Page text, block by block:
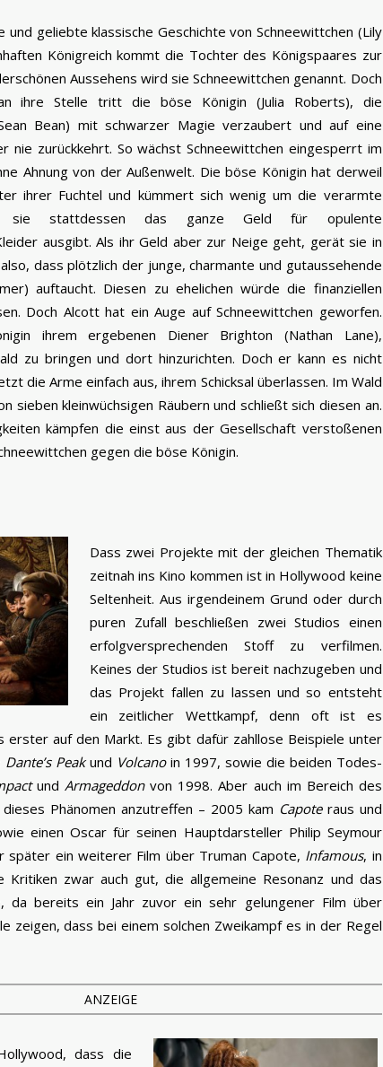
und geliebte klassische Geschichte von Schneewittchen (Lily
Königreich kommt die Tochter des Königspaares zur
Aussehens wird sie Schneewittchen genannt. Doch
ihre Stelle tritt die böse Königin (Julia Roberts), die
Bean) mit schwarzer Magie verzaubert und auf eine
nie zurückkehrt. So wächst Schneewittchen eingesperrt im
Ahnung von der Außenwelt. Die böse Königin hat derweil
ihrer Fuchtel und kümmert sich wenig um die verarmte
sie stattdessen das ganze Geld für opulente
ausgibt. Als ihr Geld aber zur Neige geht, gerät sie in
dass plötzlich der junge, charmante und gutaussehende
auftaucht. Diesen zu ehelichen würde die finanziellen
Doch Alcott hat ein Auge auf Schneewittchen geworfen.
ihrem ergebenen Diener Brighton (Nathan Lane),
zu bringen und dort hinzurichten. Doch er kann es nicht
die Arme einfach aus, ihrem Schicksal überlassen. Im Wald
sieben kleinwüchsigen Räubern und schließt sich diesen an.
kämpfen die einst aus der Gesellschaft verstoßenen
gegen die böse Königin.
Dass zwei Projekte mit der gleichen Thematik
zeitnah ins Kino kommen ist in Hollywood keine
Seltenheit. Aus irgendeinem Grund oder durch
puren Zufall beschließen zwei Studios einen
erfolgversprechenden Stoff zu verfilmen.
Keines der Studios ist bereit nachzugeben und
das Projekt fallen zu lassen und so entsteht
ein zeitlicher Wettkampf, denn oft ist es
erster auf den Markt. Es gibt dafür zahllose Beispiele unter
Dante’s Peakund Volcanoin 1997, sowie die beiden Todes-
undArmageddonvon 1998. Aber auch im Bereich des
Phänomen anzutreffen – 2005 kam Capoteraus und
einen Oscar für seinen Hauptdarsteller Philip Seymour
später ein weiterer Film über Truman Capote, Infamous, in
Kritiken zwar auch gut, die allgemeine Resonanz und das
da bereits ein Jahr zuvor ein sehr gelungener Film über
zeigen, dass bei einem solchen Zweikampf es in der Regel
ANZEIGE
dass die